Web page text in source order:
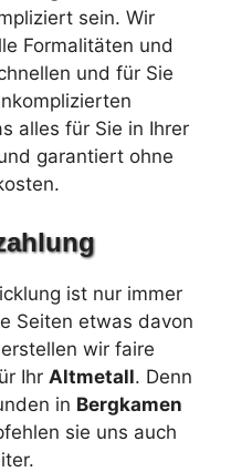
sein. Wir
Formalitäten und
und für Sie
alles für Sie in Ihrer
garantiert ohne
ist nur immer
Seiten etwas davon
wir faire
Ihr Altmetall. Denn
in Bergkamen
sie uns auch